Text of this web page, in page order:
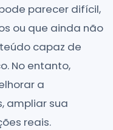
parecer difícil,
ou que ainda não
capaz de
No entanto,
a
ampliar sua
reais.